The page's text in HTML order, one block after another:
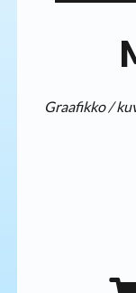
Graafikko /